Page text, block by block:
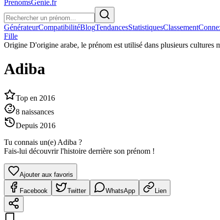
PrenomsGenie.fr
GénérateurCompatibilitéBlogTendancesStatistiquesClassement
Fille
Origine D'origine arabe, le prénom est utilisé dans plusieurs cultures
Adiba
Top en 2016
8 naissances
Depuis 2016
Tu connais un(e) Adiba ?
Fais-lui découvrir l'histoire derrière son prénom !
Ajouter aux favoris
Facebook Twitter WhatsApp Lien